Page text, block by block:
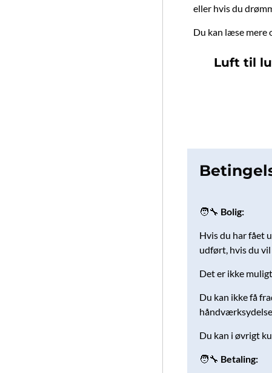
eller hvis du
Du kan læse mere
Luft til
🧑‍🔧 Bolig:
Hvis du har fået
udført, hvis du
Det er ikke
Du kan ikke få
Du kan i øvrigt
🧑‍🔧 Betaling: